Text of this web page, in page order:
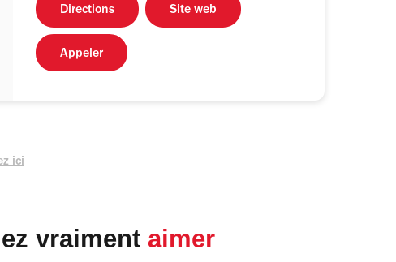
Directions Site web
Appeler
ici
vraiment aimer